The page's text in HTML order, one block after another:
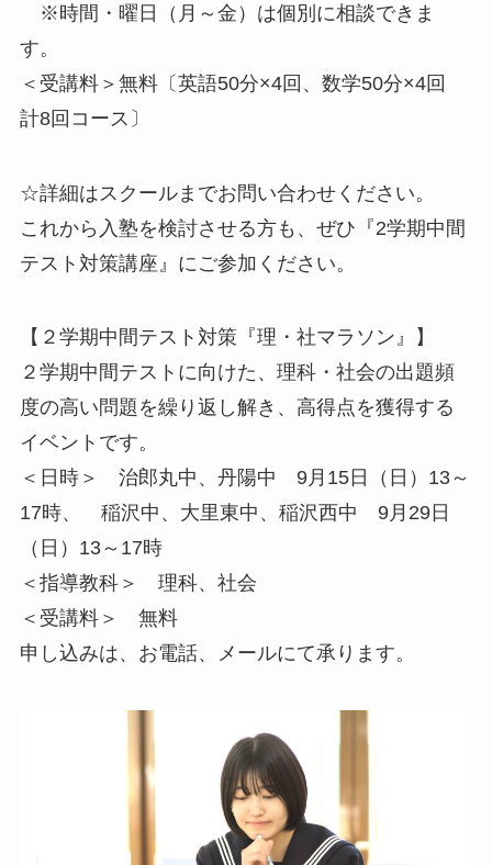
※時間・曜日（月～金）は個別に相談できま
す。
＜受講料＞無料〔英語50分×4回、数学50分×4回
計8回コース〕
☆詳細はスクールまでお問い合わせください。
これから入塾を検討させる方も、ぜひ『2学期中間
テスト対策講座』にご参加ください。
【２学期中間テスト対策『理・社マラソン』】
２学期中間テストに向けた、理科・社会の出題頻
度の高い問題を繰り返し解き、高得点を獲得する
イベントです。
＜日時＞ 治郎丸中、丹陽中 9月15日（日）13～
17時、 稲沢中、大里東中、稲沢西中 9月29日
（日）13～17時
＜指導教科＞ 理科、社会
＜受講料＞ 無料
申し込みは、お電話、メールにて承ります。